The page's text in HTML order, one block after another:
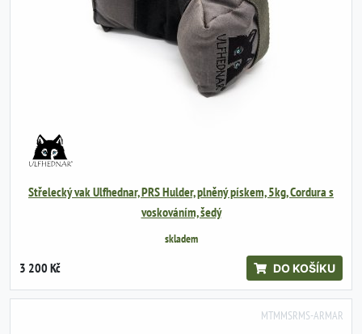
Střelecký vak Ulfhednar, PRS Hulder, plněný pískem, 5kg, Cordura s
voskováním, šedý
skladem
3 200 Kč DO KOŠÍKU
MTMMSRMS-ARMAR